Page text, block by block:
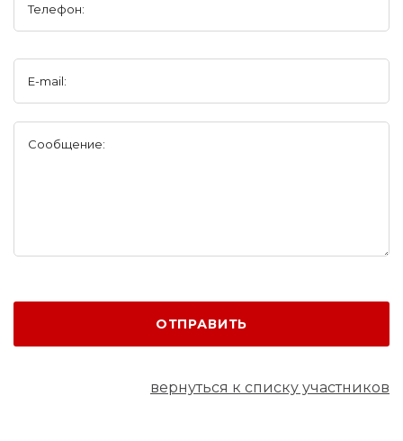
Телефон:
E-mail:
Сообщение:
ОТПРАВИТЬ
вернуться к списку участников